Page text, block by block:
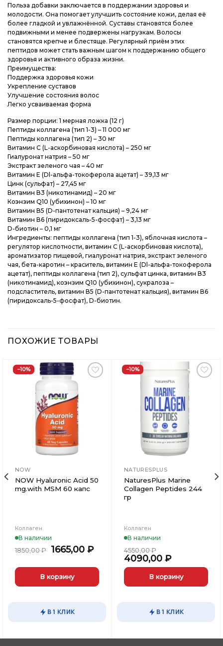
Польза добавки заключается в поддержании здоровья и
молодости. Она помогает улучшить состояние кожи, делая её
более гладкой и увлажнённой. Суставы становятся более
подвижными и менее подвержены нагрузкам. Волосы
становятся крепче и блестяще. Регулярный приём этих
пептидов может стать важным шагом к поддержанию общего
здоровья и активного образа жизни.
Преимущества:
Поддержка здоровья кожи
Укрепление суставов
Улучшение состояния волос
Легко усваиваемая форма
Размер порции: 1 мерная ложка (12 г)
Пептиды коллагена (тип 1-3) – 11 000 мг
Пептиды коллагена (тип 2) – 30 мг
Витамин С (L-аскорбиновая кислота) – 250 мг
Гиалуронат натрия – 50 мг
Экстракт зеленого чая – 40 мг
Витамин Е (Dl-альфа-токоферола ацетат) – 39,13 мг
Цинк (сульфат) – 27,45 мг
Витамин В3 (никотинамид) – 20 мг
Коэнзим Q10 (убихинон) – 10 мг
Витамин В5 (D-пантотенат кальция) – 9,24 мг
Витамин В6 (пиридоксаль-5-фосфат) – 3,13 мг
D-биотин – 0,1 мг
Ингредиенты: пептиды коллагена (тип 1-3), яблочная кислота –
регулятор кислотности, витамин С (L-аскорбиновая кислота),
ароматизатор пищевой, гиалуронат натрия, экстракт зеленого
чая, бета-каротин – краситель, витамин Е (Dl-альфа-токоферола
ацетат), пептиды коллагена (тип 2), сульфат цинка, витамин В3
(никотинамид), коэнзим Q10 (убихинон), сукралоза –
подсластитель, витамин В5 (D-пантотенат кальция), витамин В6
(пиридоксаль-5-фосфат), D-биотин.
ПОХОЖИЕ ТОВАРЫ
−10%
Вишлист
NOW
NOW Hyaluronic Acid 50
mg.with MSM 60 капс
Коллаген
В наличии
1850,00₽
Первоначальная
цена
составляла
1850,00 ₽.
1665,00 ₽Текущая
1665,00 ₽.
В корзину
В 1 КЛИК
−10%
Добавить
Вишлист
NATURESPLUS
NaturesPlus Marine
Collagen Peptides 244
гр
Коллаген
В наличии
4550,00₽
Первоначальная
цена
составляла
4550,00 ₽.
4090,00 ₽Текущая
цена:
4090,00 ₽.
В корзину
В 1 КЛИК